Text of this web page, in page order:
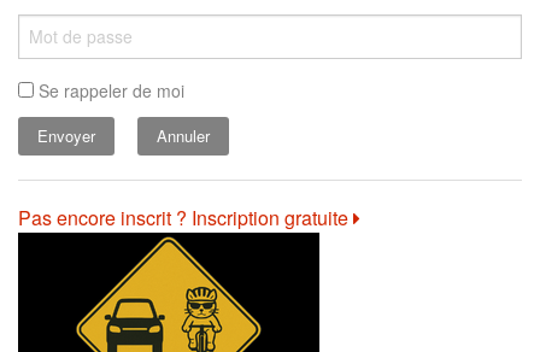
Se rappeler de moi
Annuler
Pas encore inscrit ? Inscription gratuite